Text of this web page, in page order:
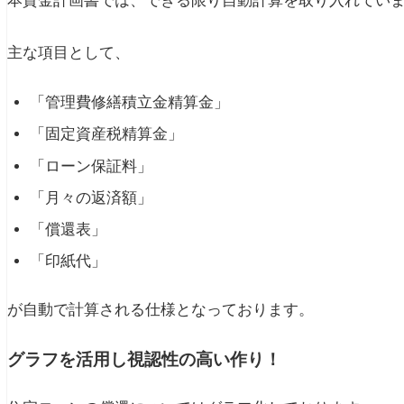
主な項目として、
「管理費修繕積立金精算金」
「固定資産税精算金」
「ローン保証料」
「月々の返済額」
「償還表」
「印紙代」
が自動で計算される仕様となっております。
グラフを活用し視認性の高い作り！